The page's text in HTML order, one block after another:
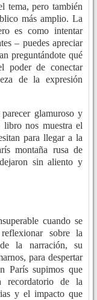
tema, pero también
más amplio. La
es como intentar
– puedes apreciar
preguntándote qué
poder de conectar
de la expresión
glamuroso y
libro nos muestra el
para llegar a la
montaña rusa de
sin aliento y
cuando se
sobre la
la narración, su
para despertar
París supimos que
recordatorio de la
y el impacto que